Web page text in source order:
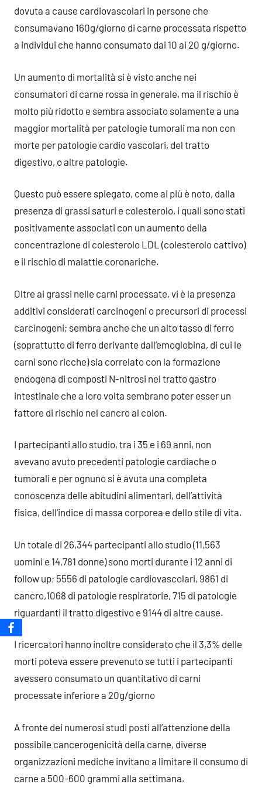
dovuta a cause cardiovascolari in persone che
consumavano 160g/giorno di carne processata rispetto
a individui che hanno consumato dai 10 ai 20 g/giorno.
Un aumento di mortalità si è visto anche nei
consumatori di carne rossa in generale, ma il rischio è
molto più ridotto e sembra associato solamente a una
maggior mortalità per patologie tumorali ma non con
morte per patologie cardio vascolari, del tratto
digestivo, o altre patologie.
Questo può essere spiegato, come ai più è noto, dalla
presenza di grassi saturi e colesterolo, i quali sono stati
positivamente associati con un aumento della
concentrazione di colesterolo LDL (colesterolo cattivo)
e il rischio di malattie coronariche.
Oltre ai grassi nelle carni processate, vi è la presenza
additivi considerati carcinogeni o precursori di processi
carcinogeni; sembra anche che un alto tasso di ferro
(soprattutto di ferro derivante dall’emoglobina, di cui le
carni sono ricche) sia correlato con la formazione
endogena di composti N-nitrosi nel tratto gastro
intestinale che a loro volta sembrano poter esser un
fattore di rischio nel cancro al colon.
I partecipanti allo studio, tra i 35 e i 69 anni, non
avevano avuto precedenti patologie cardiache o
tumorali e per ognuno si è avuta una completa
conoscenza delle abitudini alimentari, dell’attività
fisica, dell’indice di massa corporea e dello stile di vita.
Un totale di 26,344 partecipanti allo studio (11,563
uomini e 14,781 donne) sono morti durante i 12 anni di
follow up; 5556 di patologie cardiovascolari, 9861 di
cancro,1068 di patologie respiratorie, 715 di patologie
riguardanti il tratto digestivo e 9144 di altre cause.
I ricercatori hanno inoltre considerato che il 3,3% delle
morti poteva essere prevenuto se tutti i partecipanti
avessero consumato un quantitativo di carni
processate inferiore a 20g/giorno
A fronte dei numerosi studi posti all’attenzione della
possibile cancerogenicità della carne, diverse
organizzazioni mediche invitano a limitare il consumo di
carne a 500-600 grammi alla settimana.